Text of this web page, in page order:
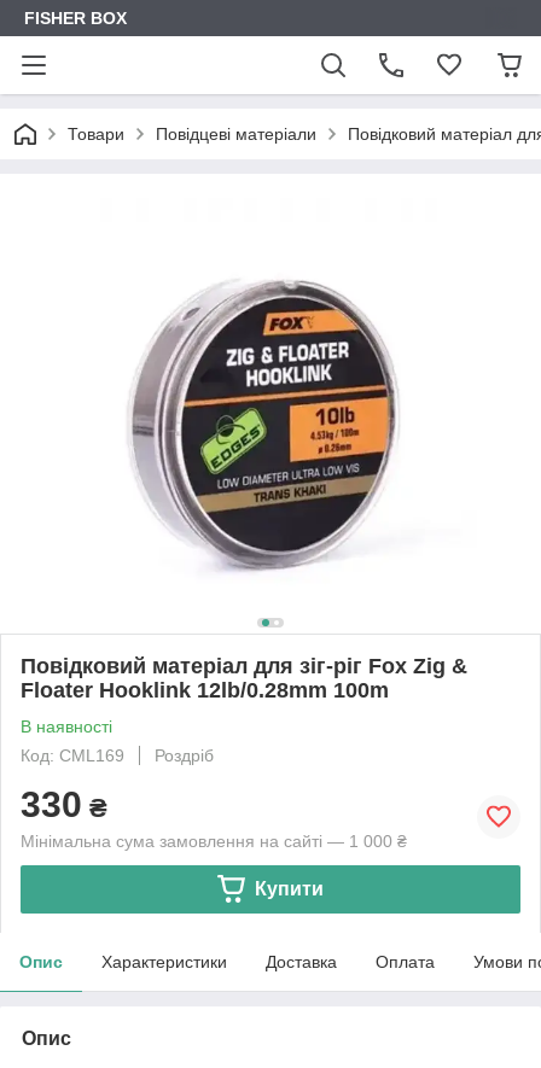
FISHER BOX
Товари Повідцеві матеріали Повідковий матеріал
Повідковий матеріал для зіг-ріг Fox Zig &
Floater Hooklink 12lb/0.28mm 100m
В наявності
Код: CML169
Роздріб
330 ₴
Мінімальна сума замовлення на сайті — 1 000 ₴
Купити
Опис Характеристики Доставка Оплата Умови
Опис